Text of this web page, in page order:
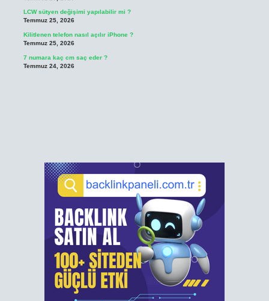
LCW sütyen değişimi yapılabilir mi ?
Temmuz 25, 2026
Kilitlenen telefon nasıl açılır iPhone ?
Temmuz 25, 2026
7 numara kaç cm saç eder ?
Temmuz 24, 2026